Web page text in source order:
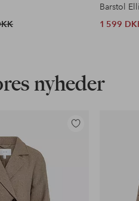
Barstol
1 599
nyheder
Tilføj